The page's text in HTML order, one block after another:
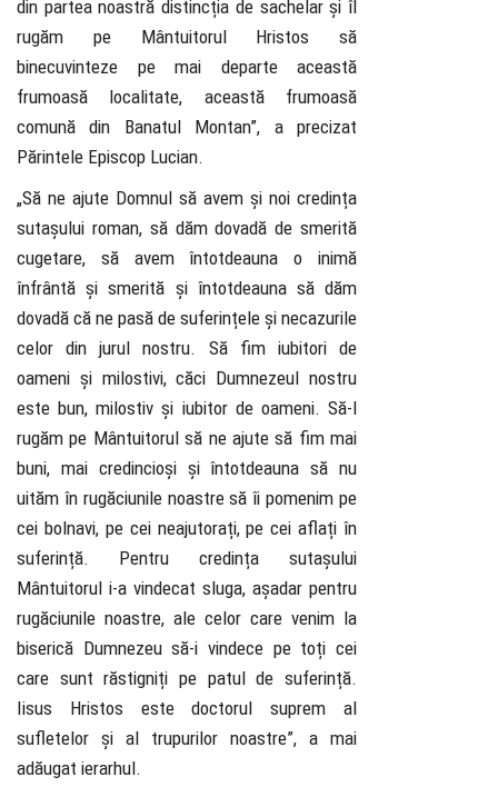
din partea noastră distincția de sachelar și îl
rugăm pe Mântuitorul Hristos să
binecuvinteze pe mai departe această
frumoasă localitate, această frumoasă
comună din Banatul Montan”, a precizat
Părintele Episcop Lucian.
„Să ne ajute Domnul să avem și noi credința
sutașului roman, să dăm dovadă de smerită
cugetare, să avem întotdeauna o inimă
înfrântă și smerită și întotdeauna să dăm
dovadă că ne pasă de suferințele și necazurile
celor din jurul nostru. Să fim iubitori de
oameni și milostivi, căci Dumnezeul nostru
este bun, milostiv și iubitor de oameni. Să-l
rugăm pe Mântuitorul să ne ajute să fim mai
buni, mai credincioși și întotdeauna să nu
uităm în rugăciunile noastre să îi pomenim pe
cei bolnavi, pe cei neajutorați, pe cei aflați în
suferință. Pentru credința sutașului
Mântuitorul i-a vindecat sluga, așadar pentru
rugăciunile noastre, ale celor care venim la
biserică Dumnezeu să-i vindece pe toți cei
care sunt răstigniți pe patul de suferință.
Iisus Hristos este doctorul suprem al
sufletelor și al trupurilor noastre”, a mai
adăugat ierarhul.